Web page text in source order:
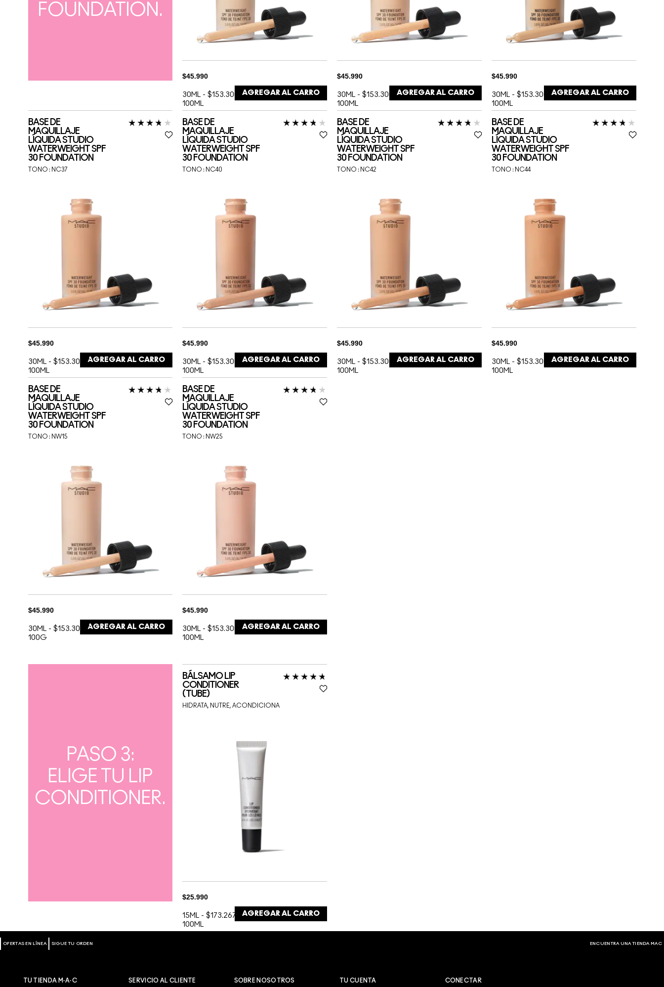
FOUNDATION.
$45.990
30ML - $153.300 /
100ML
AGREGAR AL CARRO
$45.990
30ML - $153.300 /
100ML
AGREGAR AL CARRO
$45.990
30ML - $153.300 /
100ML
AGREGAR AL CARRO
BASE DE
MAQUILLAJE
LÍQUIDA STUDIO
WATERWEIGHT SPF
30 FOUNDATION
TONO : NC37
$45.990
30ML - $153.300 /
100ML
AGREGAR AL CARRO
BASE DE
MAQUILLAJE
LÍQUIDA STUDIO
WATERWEIGHT SPF
30 FOUNDATION
TONO : NC40
$45.990
30ML - $153.300 /
100ML
AGREGAR AL CARRO
BASE DE
MAQUILLAJE
LÍQUIDA STUDIO
WATERWEIGHT SPF
30 FOUNDATION
TONO : NC42
$45.990
30ML - $153.300 /
100ML
AGREGAR AL CARRO
BASE DE
MAQUILLAJE
LÍQUIDA STUDIO
WATERWEIGHT SPF
30 FOUNDATION
TONO : NC44
$45.990
30ML - $153.300 /
100ML
AGREGAR AL CARRO
BASE DE
MAQUILLAJE
LÍQUIDA STUDIO
WATERWEIGHT SPF
30 FOUNDATION
TONO : NW15
$45.990
30ML - $153.300 /
100G
AGREGAR AL CARRO
BASE DE
MAQUILLAJE
LÍQUIDA STUDIO
WATERWEIGHT SPF
30 FOUNDATION
TONO : NW25
$45.990
30ML - $153.300 /
100ML
AGREGAR AL CARRO
PASO 3:
ELIGE TU LIP
CONDITIONER.
BÁLSAMO LIP
CONDITIONER
(TUBE)
HIDRATA, NUTRE, ACONDICIONA
$25.990
15ML - $173.267 /
100ML
AGREGAR AL CARRO
ENCUENTRA UNA TIENDA MAC
OFERTAS EN LÍNEA SIGUE TU ORDEN
TU TIENDA M·A·C SERVICIO AL CLIENTE SOBRE NOSOTROS TU CUENTA CONECTAR